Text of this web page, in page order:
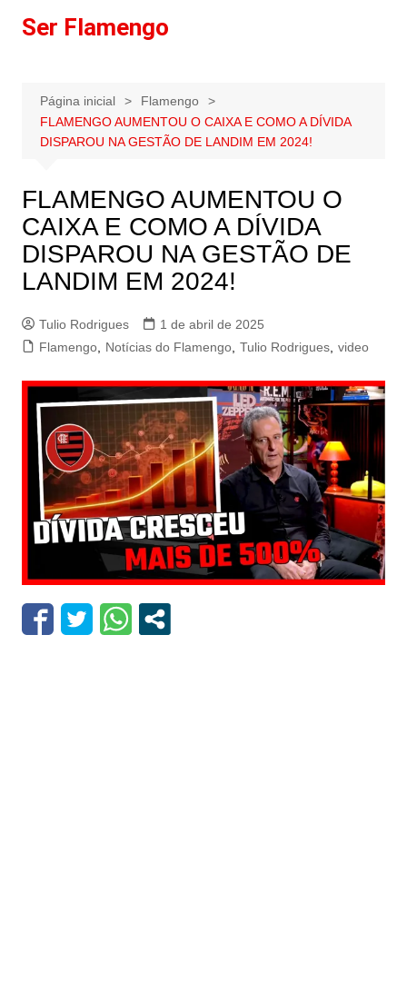
paraSer Flamengo
Página inicial
Flamengo
FLAMENGO AUMENTOU O CAIXA E COMO A DÍVIDA
DISPAROU NA GESTÃO DE LANDIM EM 2024!
FLAMENGO AUMENTOU O
CAIXA E COMO A DÍVIDA
DISPAROU NA GESTÃO DE
LANDIM EM 2024!
Tulio Rodrigues
1 de abril de 2025
Flamengo, Notícias do Flamengo, Tulio Rodrigues, video